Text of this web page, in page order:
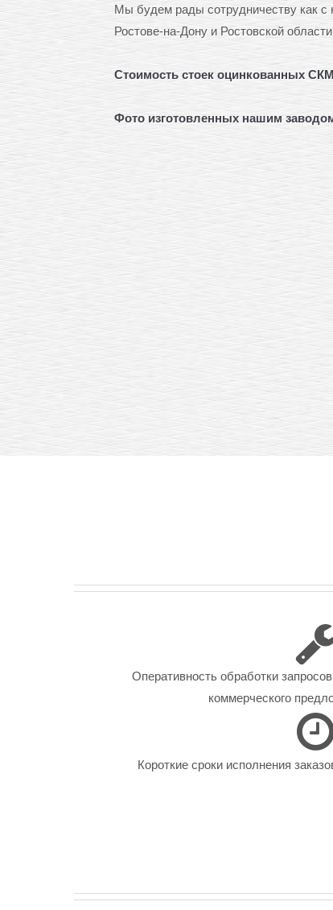
Мы будем рады сотрудничеству как
Ростове-на-Дону и Ростовской
Стоимость стоек оцинкованных
Фото изготовленных нашим
Оперативность обработки
коммерческого
Короткие сроки исполнения